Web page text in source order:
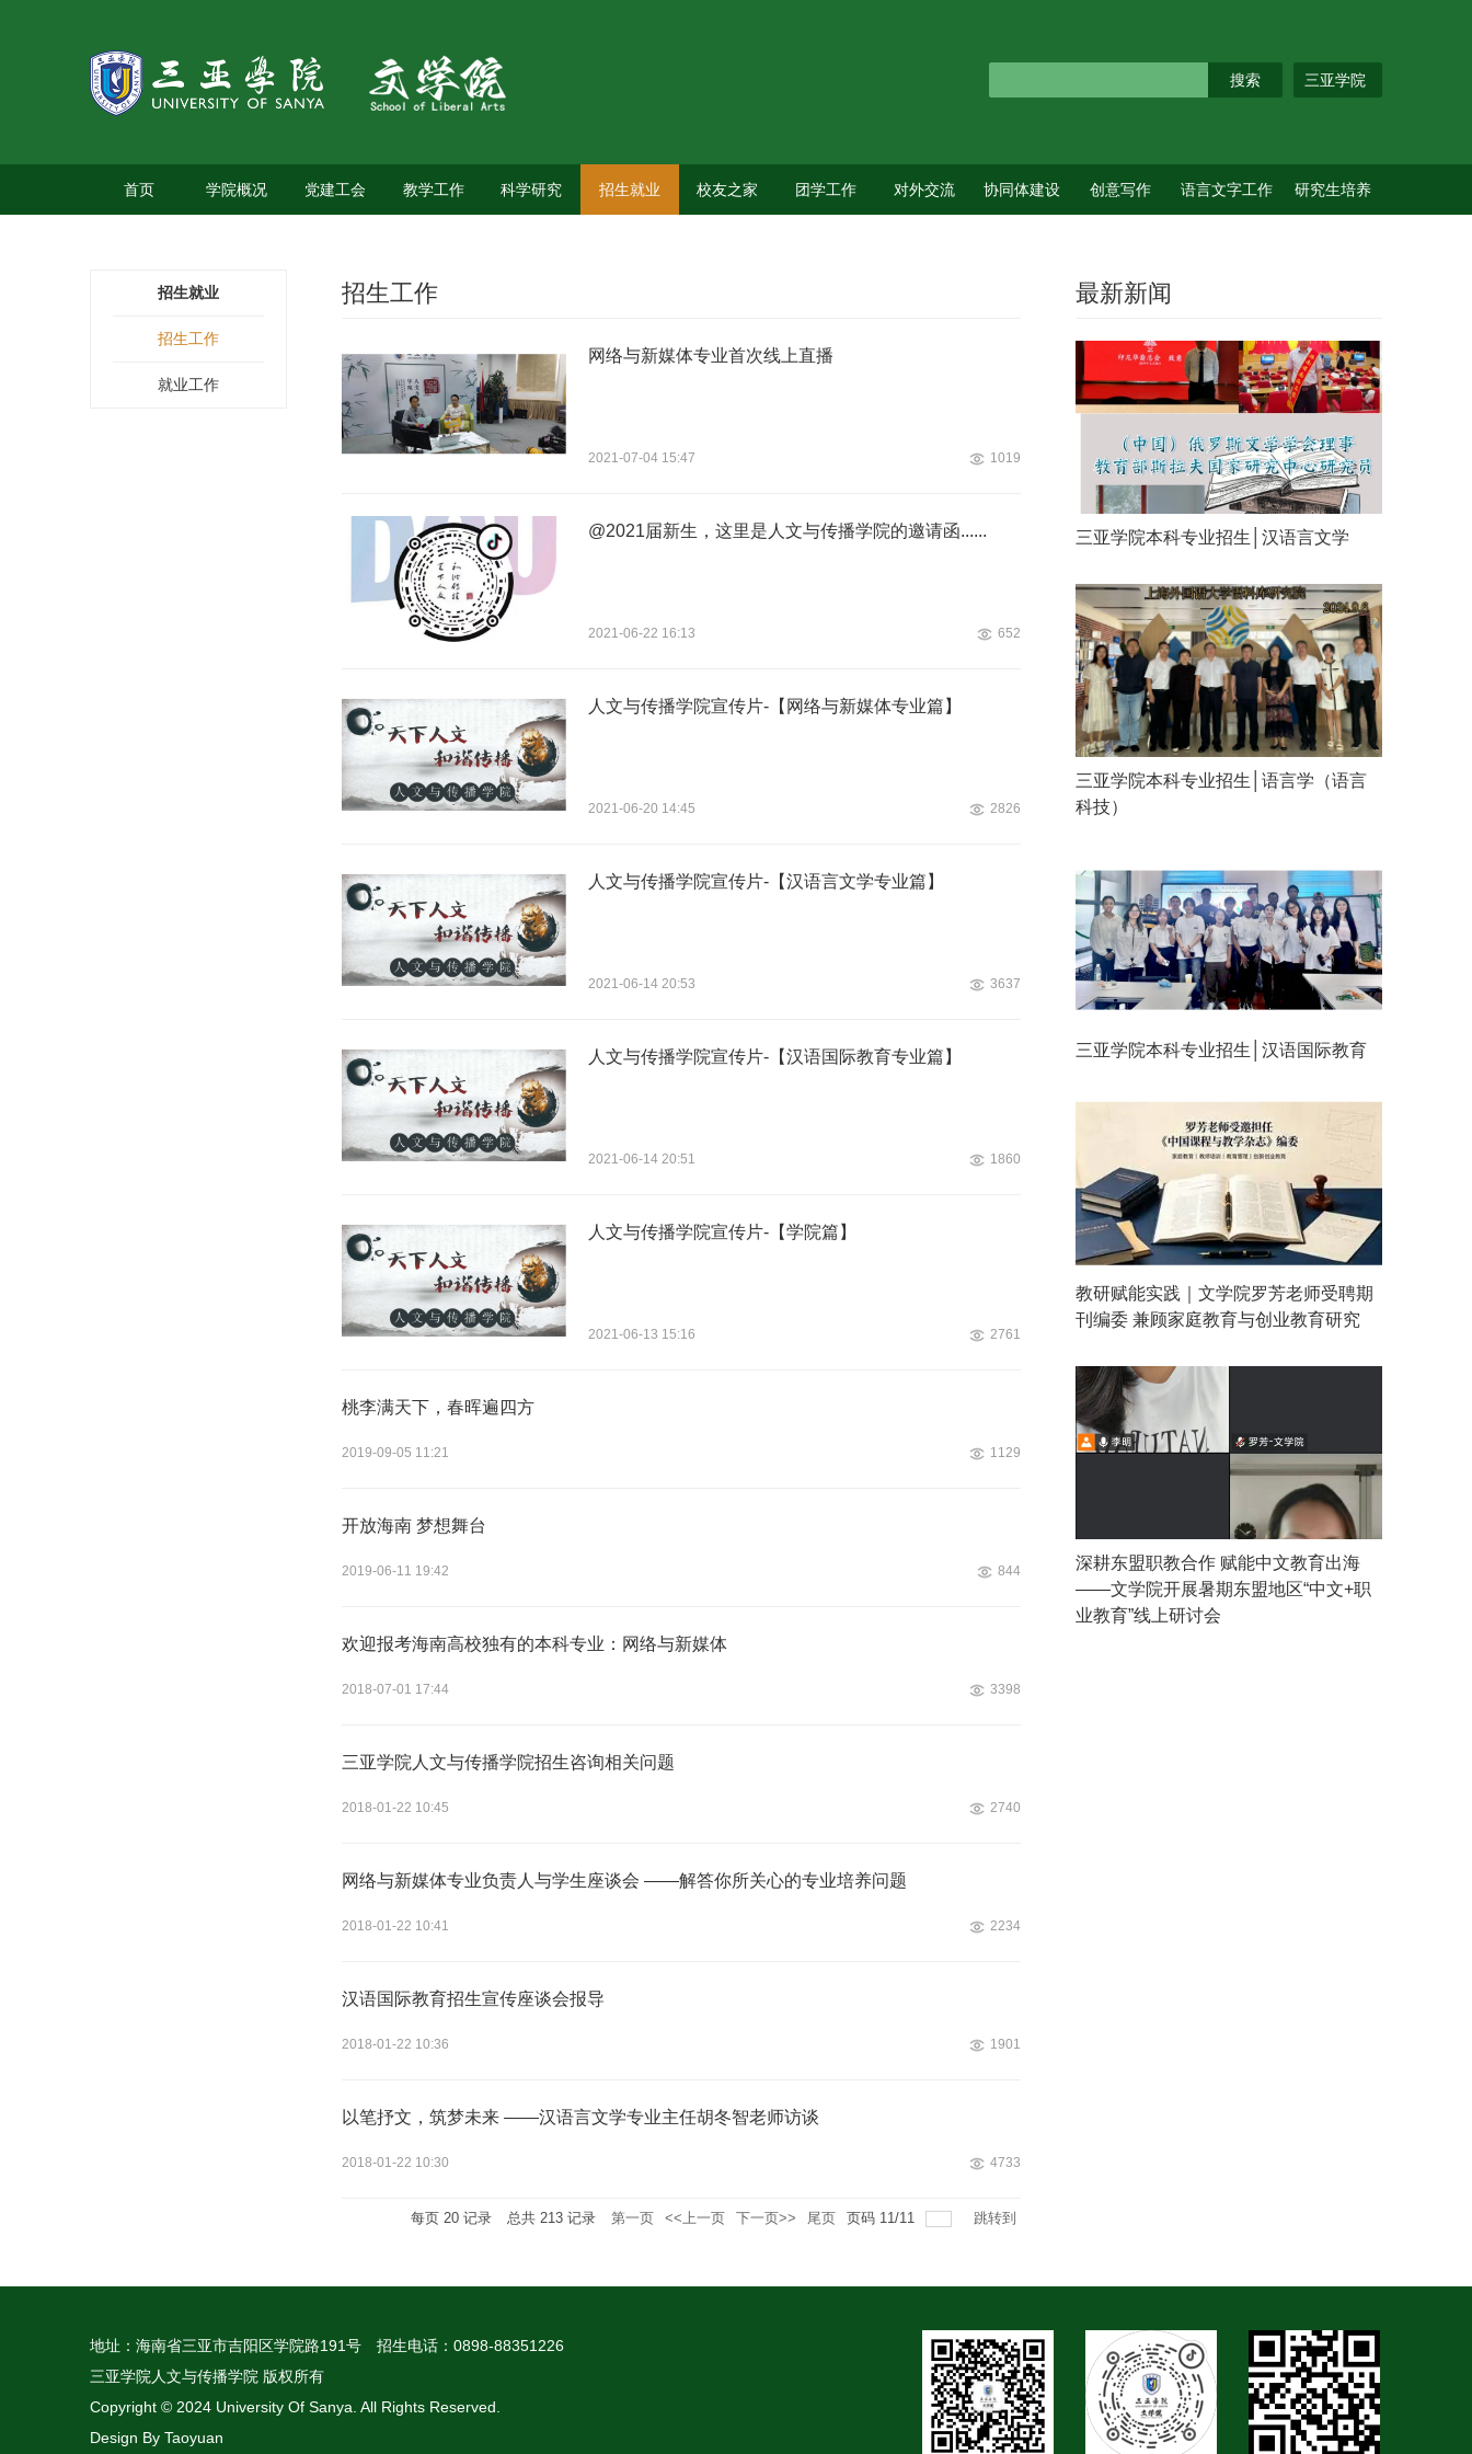
三亚学院
首页 学院概况 党建工会 教学工作 科学研究 招生就业 校友之家 团学工作 对外交流 协同体建设 创意写作 语言文字工作 研究生培养
招生就业
招生工作
就业工作
招生工作
网络与新媒体专业首次线上直播
2021-07-04 15:47 1019
@2021届新生，这里是人文与传播学院的邀请函......
2021-06-22 16:13 652
人文与传播学院宣传片-【网络与新媒体专业篇】
2021-06-20 14:45 2826
人文与传播学院宣传片-【汉语言文学专业篇】
2021-06-14 20:53 3637
人文与传播学院宣传片-【汉语国际教育专业篇】
2021-06-14 20:51 1860
人文与传播学院宣传片-【学院篇】
2021-06-13 15:16 2761
桃李满天下，春晖遍四方
2019-09-05 11:21 1129
开放海南 梦想舞台
2019-06-11 19:42 844
欢迎报考海南高校独有的本科专业：网络与新媒体
2018-07-01 17:44 3398
三亚学院人文与传播学院招生咨询相关问题
2018-01-22 10:45 2740
网络与新媒体专业负责人与学生座谈会 ——解答你所关心的专业培养问题
2018-01-22 10:41 2234
汉语国际教育招生宣传座谈会报导
2018-01-22 10:36 1901
以笔抒文，筑梦未来 ——汉语言文学专业主任胡冬智老师访谈
2018-01-22 10:30 4733
每页 20记录 总共 213记录 第一页 <<上一页 下一页>> 尾页 页码 11/11 跳转到
最新新闻
三亚学院本科专业招生│汉语言文学
三亚学院本科专业招生│语言学（语言
科技）
三亚学院本科专业招生│汉语国际教育
教研赋能实践｜文学院罗芳老师受聘期
刊编委 兼顾家庭教育与创业教育研究
深耕东盟职教合作 赋能中文教育出海
——文学院开展暑期东盟地区“中文+职
业教育”线上研讨会
地址：海南省三亚市吉阳区学院路191号
招生电话：0898-88351226
三亚学院人文与传播学院 版权所有
Copyright © 2024 University Of Sanya. All Rights Reserved.
Design By Taoyuan